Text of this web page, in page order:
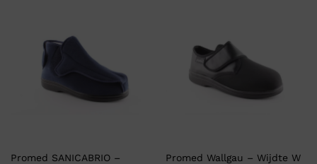
Promed SANICABRIO –
Promed Wallgau – Wijdte W